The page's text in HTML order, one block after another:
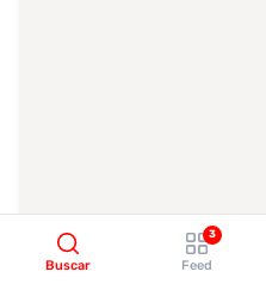
Buscar
3
Feed